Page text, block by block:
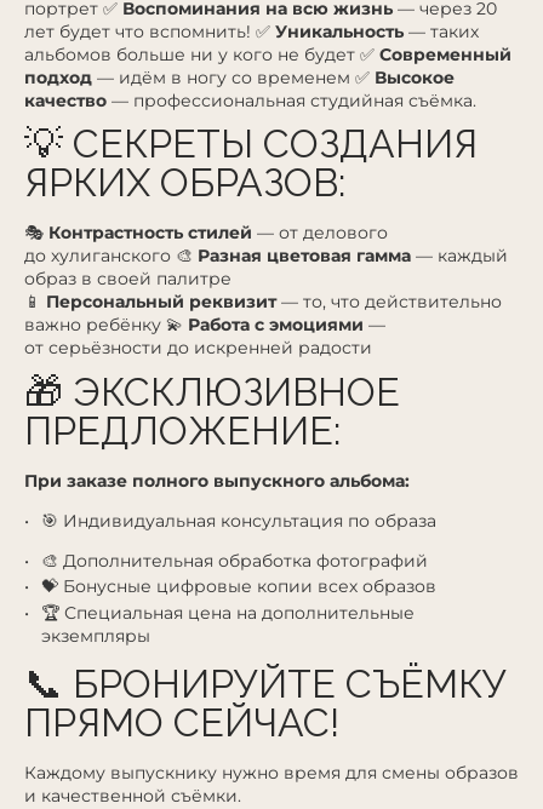
портрет ✅ Воспоминания на всю жизнь — через 20
лет будет что вспомнить! ✅ Уникальность — таких
альбомов больше ни у кого не будет ✅ Современный
подход — идём в ногу со временем ✅ Высокое
качество — профессиональная студийная съёмка.
💡 СЕКРЕТЫ СОЗДАНИЯ
ЯРКИХ ОБРАЗОВ:
🎭 Контрастность стилей — от делового
до хулиганского 🎨 Разная цветовая гамма — каждый
образ в своей палитре
📱 Персональный реквизит— то, что действительно
важно ребёнку 💫 Работа с эмоциями —
от серьёзности до искренней радости
🎁 ЭКСКЛЮЗИВНОЕ
ПРЕДЛОЖЕНИЕ:
При заказе полного выпускного альбома:
🎯 Индивидуальная консультация по образа
🎨 Дополнительная обработка фотографий
💝 Бонусные цифровые копии всех образов
🏆 Специальная цена на дополнительные
экземпляры
📞 БРОНИРУЙТЕ СЪЁМКУ
ПРЯМО СЕЙЧАС!
Каждому выпускнику нужно время для смены образов
и качественной съёмки.